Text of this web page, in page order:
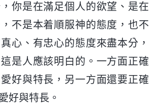
你是在滿足個人的欲望、是在
不是本着順服神的態度，也不
心、有忠心的態度來盡本分，
是人應該明白的。一方面正確
好與特長，另一方面還要正確
好與特長。